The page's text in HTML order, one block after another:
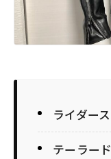
ライダー
テーラー